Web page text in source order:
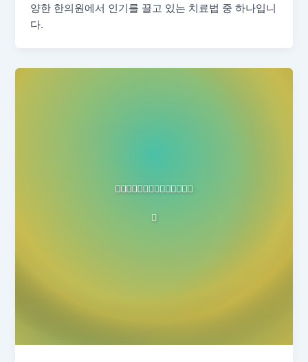
양한 한의원에서 인기를 끌고 있는 치료법 중 하나입니
다.